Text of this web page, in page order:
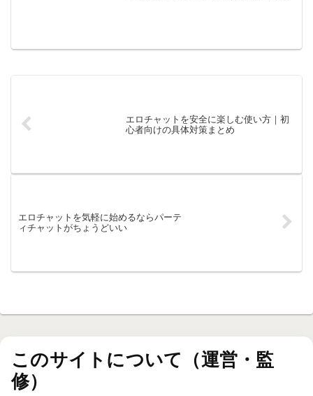
エロチャットを安全に楽しむ使い方｜初
心者向けの具体対策まとめ
エロチャットを気軽に始めるならパーテ
ィチャットがちょうどいい
このサイトについて（運営・監
修）